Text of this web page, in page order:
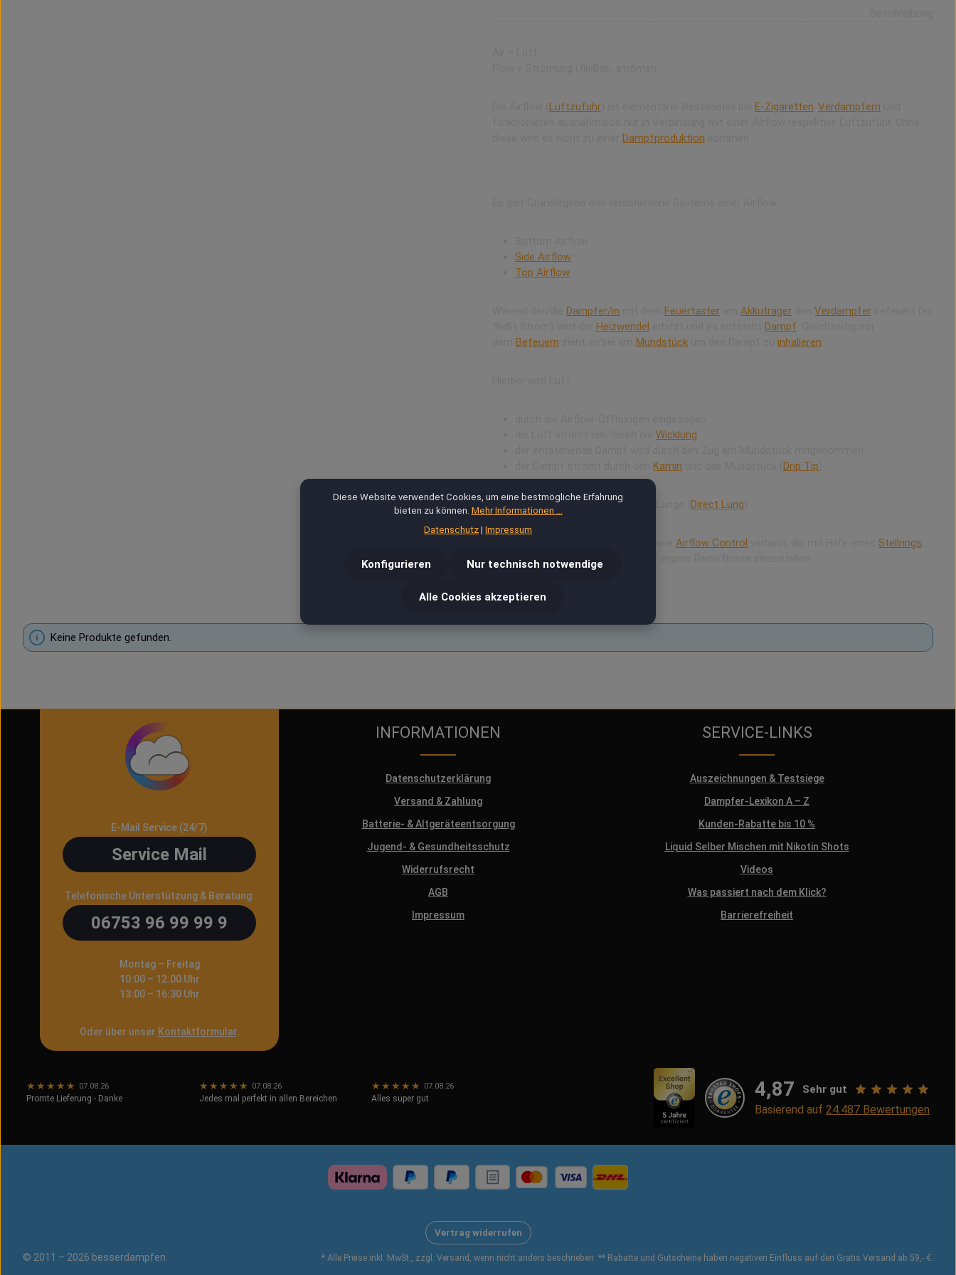
Luftzufuhr E-Zigaretten Verdampfern
Dampfproduktion
Side Airflow
Top Airflow
Dampfer/in Feuertaster Akkuträger Verdampfer
Heizwendel Dampf
Befeuern Mundstück inhalieren
Wicklung
Kamin Drip Tip
in den Mundraum oder direkt in die Lunge ( Direct Lung
Airflow Control Stellrings
dafür sorgt den
Zugwiderstand
Keine Produkte gefunden.
E-Mail Service (24/7)
Service Mail
Telefonische Unterstützung & Beratung:
06753 96 99 99 9
Montag – Freitag
10:00 – 12:00 Uhr
13:00 – 16:30 Uhr
Oder über unser Kontaktformular.
INFORMATIONEN
Datenschutzerklärung
Versand & Zahlung
Batterie- & Altgeräteentsorgung
Jugend- & Gesundheitsschutz
Widerrufsrecht
AGB
Impressum
SERVICE-LINKS
Auszeichnungen & Testsiege
Dampfer-Lexikon A – Z
Kunden-Rabatte bis 10 %
Liquid Selber Mischen mit Nikotin Shots
Videos
Was passiert nach dem Klick?
Barrierefreiheit
★ ★ ★ ★ ★ 07.08.26
Promte Lieferung - Danke
★ ★ ★ ★ ★ 07.08.26
Jedes mal perfekt in allen Bereichen
★ ★ ★ ★ ★ 07.08.26
Alles super gut 4,87 Sehr gut
Basierend auf 24.487 Bewertungen
Vertrag widerrufen
© 2011 – 2026 besserdampfen * Alle Preise inkl. MwSt., zzgl. Versand, wenn nicht anders beschrieben. ** Rabatte und Gutscheine haben negativen Einfluss auf den Gratis Versand ab 59,- €.
Diese Website verwendet Cookies, um eine bestmögliche Erfahrung
bieten zu können. Mehr Informationen ...
Datenschutz | Impressum
Nur technisch notwendige
Konfigurieren
Alle Cookies akzeptieren